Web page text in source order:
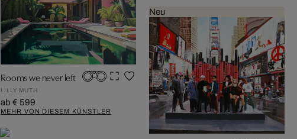
Rooms we never left
LILLY MUTH
ab € 599
MEHR VON DIESEM KÜNSTLER
Neu